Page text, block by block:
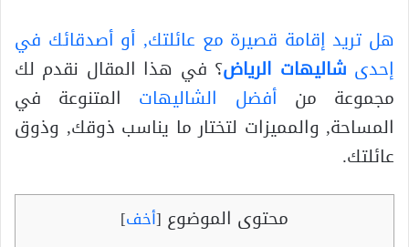
هل تريد إقامة قصيرة مع عائلتك, أو أصدقائك في
إحدى شاليهات الرياض؟ في هذا المقال نقدم لك
مجموعة من أفضل الشاليهات المتنوعة في
المساحة, والمميزات لتختار ما يناسب ذوقك, وذوق
عائلتك.
محتوى الموضوع [أخف]